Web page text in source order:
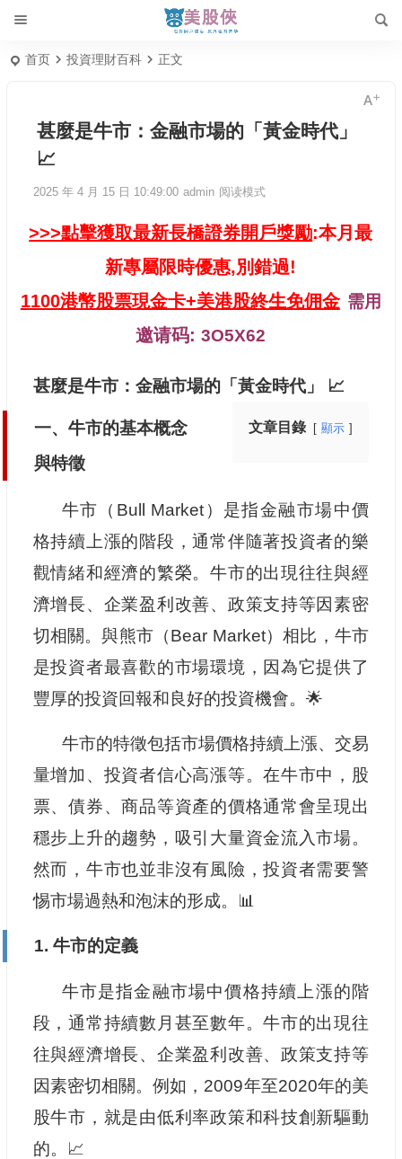
首页 投資理財百科 正文
甚麼是牛市：金融市場的「黃金時代」
📈
2025 年 4 月 15 日 10:49:00 admin 阅读模式
>>>點擊獲取最新長橋證券開戶獎勵:本月最
新專屬限時優惠,別錯過!
1100港幣股票現金卡+美港股終生免佣金 需用
邀请码:3O5X62
甚麼是牛市：金融市場的「黃金時代」 📈
文章目錄 顯示
一、牛市的基本概念
與特徵
牛市（Bull Market）是指金融市場中價
格持續上漲的階段，通常伴隨著投資者的樂
觀情緒和經濟的繁榮。牛市的出現往往與經
濟增長、企業盈利改善、政策支持等因素密
切相關。與熊市（Bear Market）相比，牛市
是投資者最喜歡的市場環境，因為它提供了
豐厚的投資回報和良好的投資機會。🌟
牛市的特徵包括市場價格持續上漲、交易
量增加、投資者信心高漲等。在牛市中，股
票、債券、商品等資產的價格通常會呈現出
穩步上升的趨勢，吸引大量資金流入市場。
然而，牛市也並非沒有風險，投資者需要警
惕市場過熱和泡沫的形成。📊
1. 牛市的定義
牛市是指金融市場中價格持續上漲的階
段，通常持續數月甚至數年。牛市的出現往
往與經濟增長、企業盈利改善、政策支持等
因素密切相關。例如，2009年至2020年的美
股牛市，就是由低利率政策和科技創新驅動
的。📈